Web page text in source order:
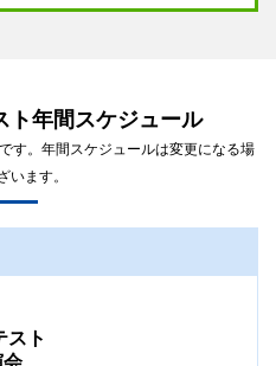
ト年間スケジュール
す。年間スケジュールは変更になる場
います。
スト
会